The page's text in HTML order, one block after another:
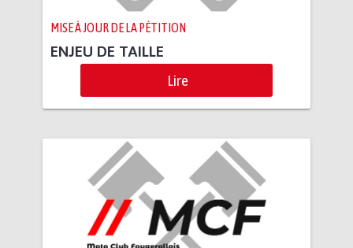
MISE À JOUR DE LA PÉTITION
ENJEU DE TAILLE
Lire